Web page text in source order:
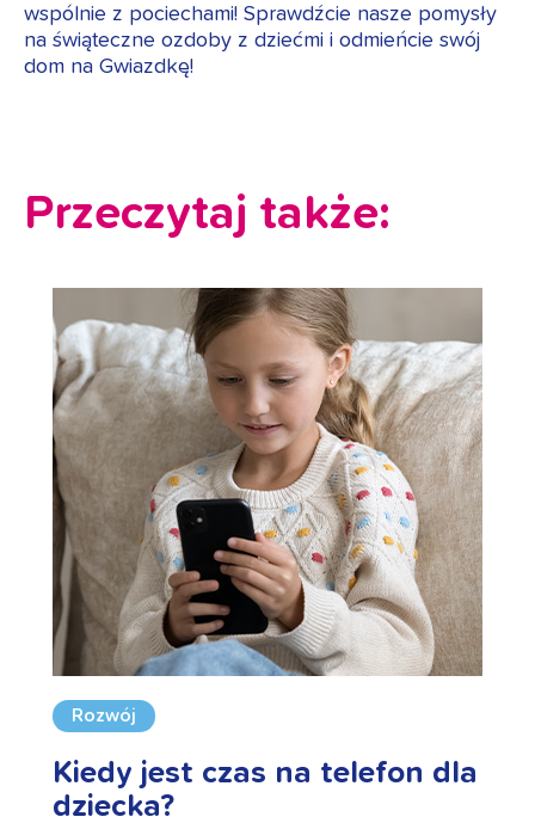
wspólnie z pociechami! Sprawdźcie nasze pomysły
na świąteczne ozdoby z dziećmi i odmieńcie swój
dom na Gwiazdkę!
Przeczytaj także:
Rozwój
Kiedy jest czas na telefon dla
dziecka?